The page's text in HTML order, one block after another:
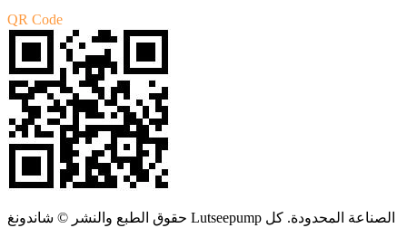
QR Code
حقوق الطبع والنشر © شاندونغ Lutseepump الصناعة المحدودة. كل